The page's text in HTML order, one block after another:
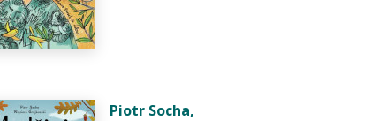
Piotr Socha,